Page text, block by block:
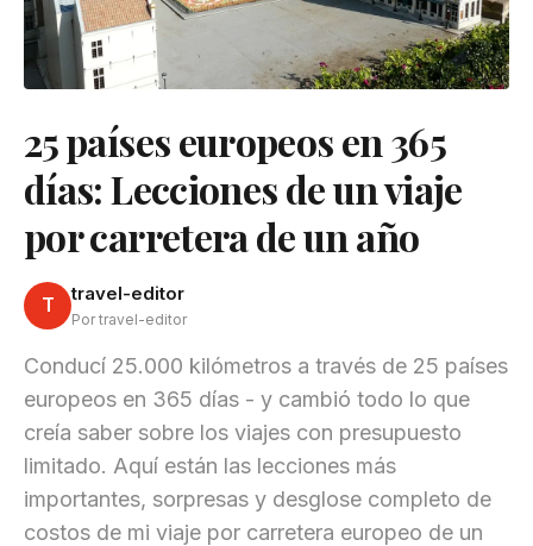
25 países europeos en 365
días: Lecciones de un viaje
por carretera de un año
T travel-editor
Por travel-editor
Conducí 25.000 kilómetros a través de 25 países
europeos en 365 días - y cambió todo lo que
creía saber sobre los viajes con presupuesto
limitado. Aquí están las lecciones más
importantes, sorpresas y desglose completo de
costos de mi viaje por carretera europeo de un